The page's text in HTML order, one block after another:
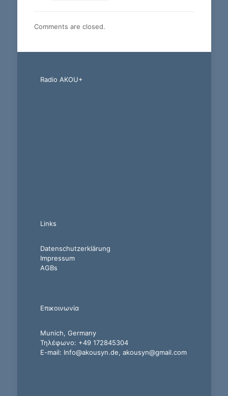
Comments are closed.
Radio AKOU+
Links
Datenschutzerklärung
Impressum
AGBs
Επικοινωνία
Munich, Germany
Τηλέφωνο: +49 172845304
E-mail: Info@akousyn.de, akousyn@gmail.com